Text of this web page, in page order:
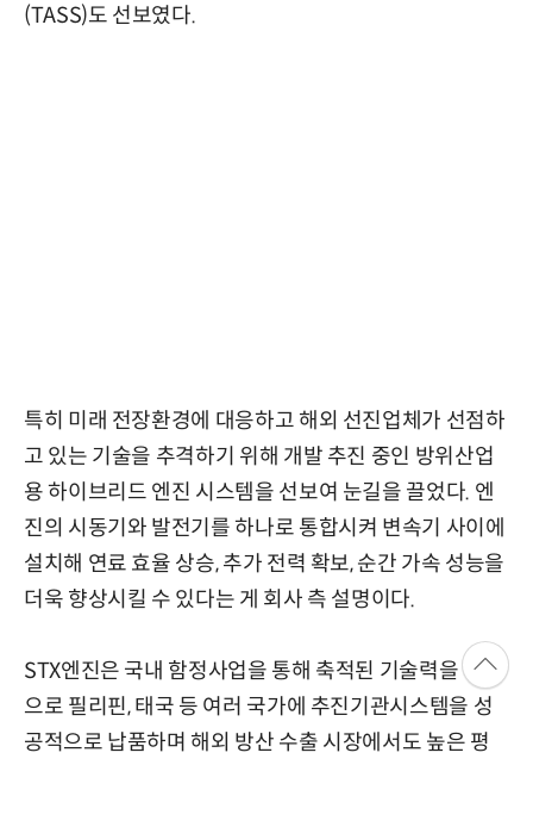
(TASS)도 선보였다.
특히 미래 전장환경에 대응하고 해외 선진업체가 선점하
고 있는 기술을 추격하기 위해 개발 추진 중인 방위산업
용 하이브리드 엔진 시스템을 선보여 눈길을 끌었다. 엔
진의 시동기와 발전기를 하나로 통합시켜 변속기 사이에
설치해 연료 효율 상승, 추가 전력 확보, 순간 가속 성능을
더욱 향상시킬 수 있다는 게 회사 측 설명이다.
STX엔진은 국내 함정사업을 통해 축적된 기술력을 바탕
으로 필리핀, 태국 등 여러 국가에 추진기관시스템을 성
공적으로 납품하며 해외 방산 수출 시장에서도 높은 평